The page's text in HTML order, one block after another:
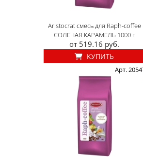
Aristocrat смесь для Raph-coffee
СОЛЕНАЯ КАРАМЕЛЬ 1000 г
от 519.16 руб.
КУПИТЬ
Арт.